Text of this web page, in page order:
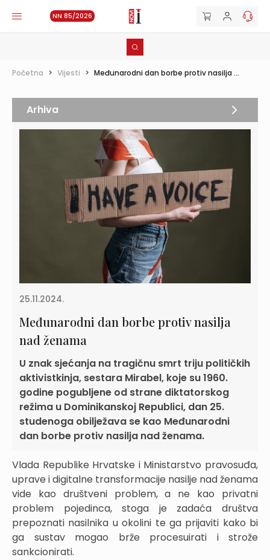
NN 85/2026
Početna > Vijesti > Međunarodni dan borbe protiv nasilja ...
25.11.2024.
Međunarodni dan borbe protiv nasilja
nad ženama
U znak sjećanja na tragičnu smrt triju političkih
aktivistkinja, sestara Mirabel, koje su 1960.
godine pogubljene od strane diktatorskog
režima u Dominikanskoj Republici, dan 25.
studenoga obilježava se kao Međunarodni
dan borbe protiv nasilja nad ženama.
Vlada Republike Hrvatske i Ministarstvo pravosuđa,
uprave i digitalne transformacije nasilje nad ženama
vide kao društveni problem, a ne kao privatni
problem pojedinca, stoga je zadaća društva
prepoznati nasilnika u okolini te ga prijaviti kako bi
ga sustav mogao brže procesuirati i strože
sankcionirati.
Arhiva